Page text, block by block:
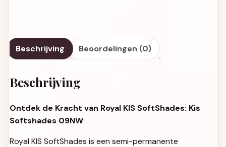
Beschrijving Beoordelingen (0)
Beschrijving
Ontdek de Kracht van Royal KIS SoftShades: Kis
Softshades 09NW
Royal KIS SoftShades is een semi-permanente